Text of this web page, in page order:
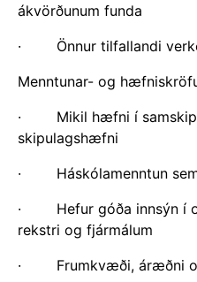
ákvörðunum funda
· Önnur tilfallandi
Menntunar- og
· Mikil hæfni í
skipulagshæfni
· Háskólamenntun
· Hefur góða innsýn í
rekstri og fjármálum
· Frumkvæði, áræðni